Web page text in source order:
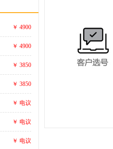
￥ 4900
￥ 4900
￥ 3850
￥ 3850
￥ 电议
￥ 电议
￥ 电议